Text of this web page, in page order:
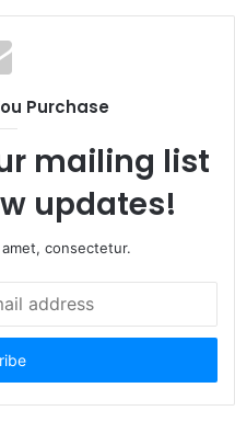
Purchase
mailing list
updates!
consectetur.